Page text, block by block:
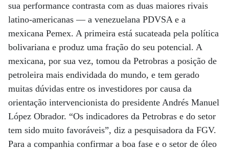
sua performance contrasta com as duas maiores rivais
latino-americanas — a venezuelana PDVSA e a
mexicana Pemex. A primeira está sucateada pela política
bolivariana e produz uma fração do seu potencial. A
mexicana, por sua vez, tomou da Petrobras a posição de
petroleira mais endividada do mundo, e tem gerado
muitas dúvidas entre os investidores por causa da
orientação intervencionista do presidente Andrés Manuel
López Obrador. “Os indicadores da Petrobras e do setor
tem sido muito favoráveis”, diz a pesquisadora da FGV.
Para a companhia confirmar a boa fase e o setor de óleo